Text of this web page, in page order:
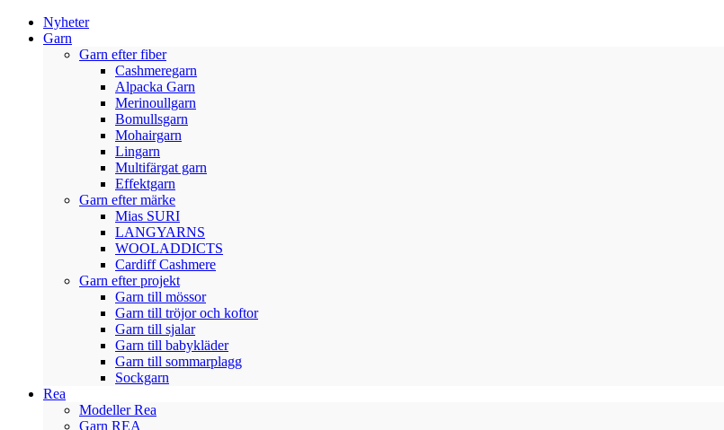
Nyheter
Garn
Garn efter fiber
Cashmeregarn
Alpacka Garn
Merinoullgarn
Bomullsgarn
Mohairgarn
Lingarn
Multifärgat garn
Effektgarn
Garn efter märke
Mias SURI
LANGYARNS
WOOLADDICTS
Cardiff Cashmere
Garn efter projekt
Garn till mössor
Garn till tröjor och koftor
Garn till sjalar
Garn till babykläder
Garn till sommarplagg
Sockgarn
Rea
Modeller Rea
Garn REA